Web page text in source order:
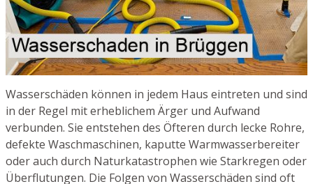
Wasserschäden können in jedem Haus eintreten und sind
in der Regel mit erheblichem Ärger und Aufwand
verbunden. Sie entstehen des Öfteren durch lecke Rohre,
defekte Waschmaschinen, kaputte Warmwasserbereiter
oder auch durch Naturkatastrophen wie Starkregen oder
Überflutungen. Die Folgen von Wasserschäden sind oft